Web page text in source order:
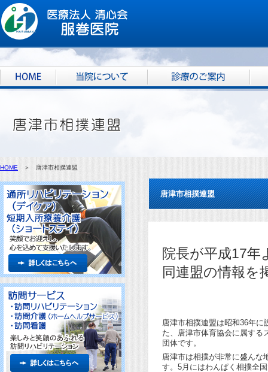
HOME ＞ 唐津市相撲連盟
唐津市相撲連盟
院長が平成17年
同連盟の情報を
唐津市相撲連盟は昭和36年に
た、唐津市体育協会に属する
団体です。
唐津市は相撲が非常に盛んな
す。5月にはわんぱく相撲全